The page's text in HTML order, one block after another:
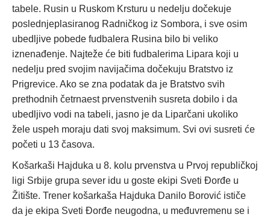
tabele. Rusin u Ruskom Krsturu u nedelju dočekuje
poslednjeplasiranog Radničkog iz Sombora, i sve osim
ubedljive pobede fudbalera Rusina bilo bi veliko
iznenađenje. Najteže će biti fudbalerima Lipara koji u
nedelju pred svojim navijačima dočekuju Bratstvo iz
Prigrevice. Ako se zna podatak da je Bratstvo svih
prethodnih četrnaest prvenstvenih susreta dobilo i da
ubedljivo vodi na tabeli, jasno je da Liparčani ukoliko
žele uspeh moraju dati svoj maksimum. Svi ovi susreti će
početi u 13 časova.
Košarkaši Hajduka u 8. kolu prvenstva u Prvoj republičkoj
ligi Srbije grupa sever idu u goste ekipi Sveti Đorđe u
Žitište. Trener košarkaša Hajduka Danilo Borović ističe
da je ekipa Sveti Đorđe neugodna, u međuvremenu se i